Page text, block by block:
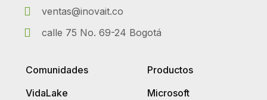
ventas@inovait.co
calle 75 No. 69-24 Bogotá
Comunidades
VidaLake
Productos
Microsoft